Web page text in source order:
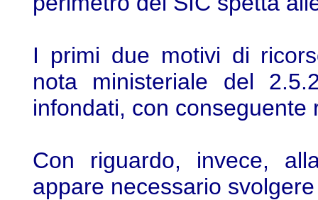
I primi due motivi di
nota ministeriale del
infondati, con
Con riguardo, invece,
appare necessario